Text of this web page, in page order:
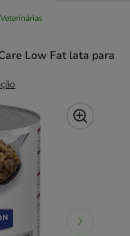
Low Fat lata para